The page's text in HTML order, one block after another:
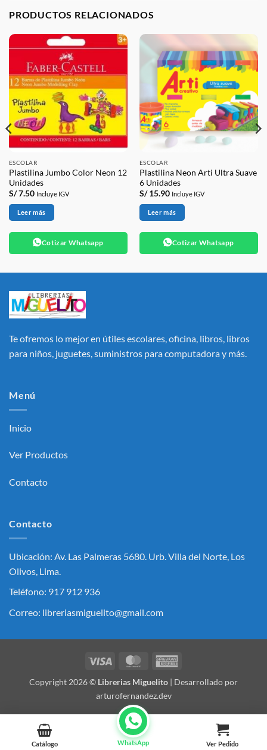
PRODUCTOS RELACIONADOS
ESCOLAR
Plastilina Jumbo Color Neon 12
Unidades
S/7.50 Incluye IGV
Leer más
Cotizar Whatsapp
ESCOLAR
Plastilina Neon Arti Ultra Suave
6 Unidades
S/15.90 Incluye IGV
Leer más
Cotizar Whatsapp
Te ofremos lo mejor en útiles escolares, oficina, libros, libros
para niños, juguetes, suministros para computadora y más.
Menú
Inicio
Ver Productos
Contacto
Contacto
Ubicación: Av. Las Palmeras 5680. Urb. Villa del Norte, Los
Olivos, Lima.
Teléfono: 917 912 936
Correo: libreriasmiguelito@gmail.com
Catálogo WhatsApp Ver Pedido
Visa MasterCard
Copyright 2026 © Librerias Miguelito | Desarrollado por
arturofernandez.dev